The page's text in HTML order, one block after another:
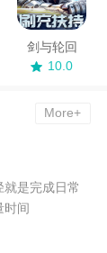
剑与轮回
10.0
More+
是完成日常
时间